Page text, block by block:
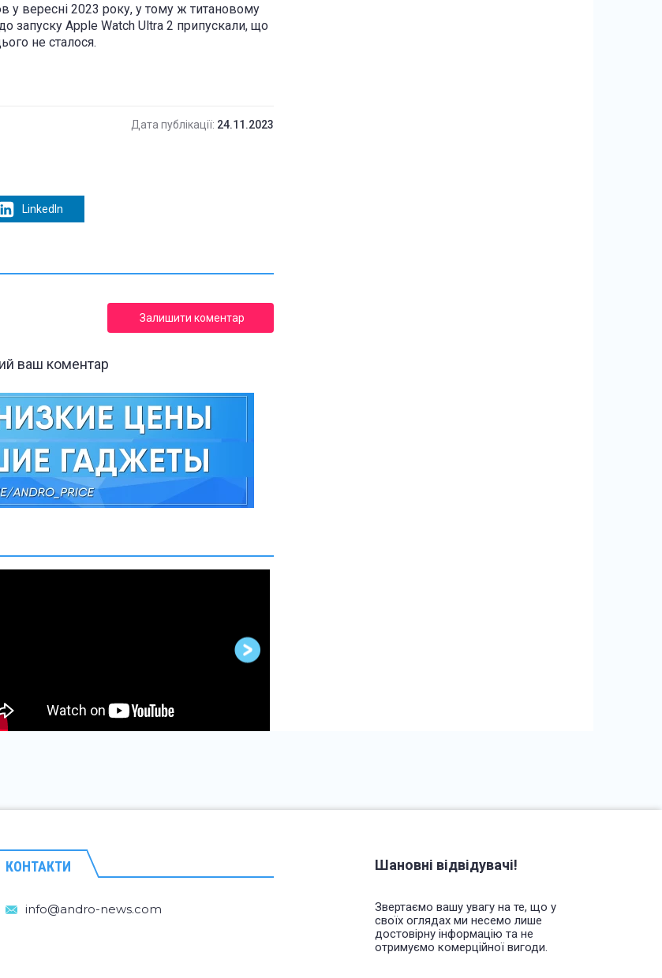
у вересні 2023 року, у тому ж титановому
запуску Apple Watch Ultra 2 припускали, що
не сталося.
Дата публікації: 24.11.2023
LinkedIn
Залишити коментар
ваш коментар
КОНТАКТИ Шановні відвідувачі!
Звертаємо вашу увагу на те, що у
своїх оглядах ми несемо лише
достовірну інформацію та не
отримуємо комерційної вигоди.